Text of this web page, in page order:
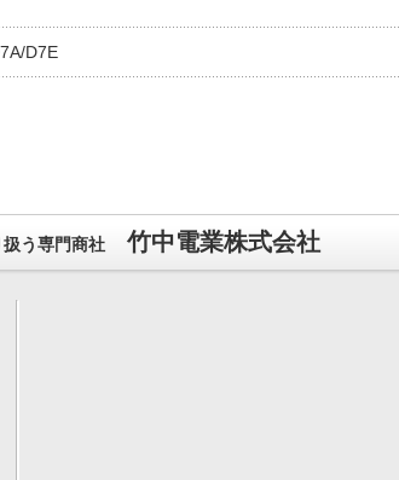
D7E
う専門商社 竹中電業株式会社